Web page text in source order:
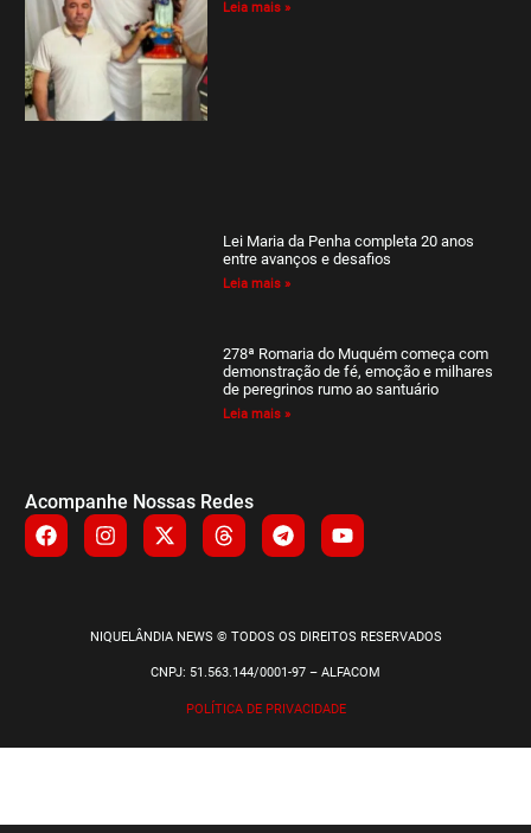
Leia mais »
Lei Maria da Penha completa 20 anos
entre avanços e desafios
Leia mais »
278ª Romaria do Muquém começa com
demonstração de fé, emoção e milhares
de peregrinos rumo ao santuário
Leia mais »
Acompanhe Nossas Redes
NIQUELÂNDIA NEWS © TODOS OS DIREITOS RESERVADOS
CNPJ: 51.563.144/0001-97 – ALFACOM
POLÍTICA DE PRIVACIDADE